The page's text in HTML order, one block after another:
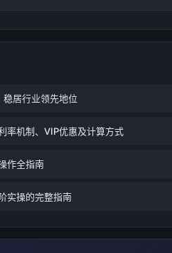
居行业领先地位
率机制、VIP优惠及计算方式
作全指南
实操的完整指南